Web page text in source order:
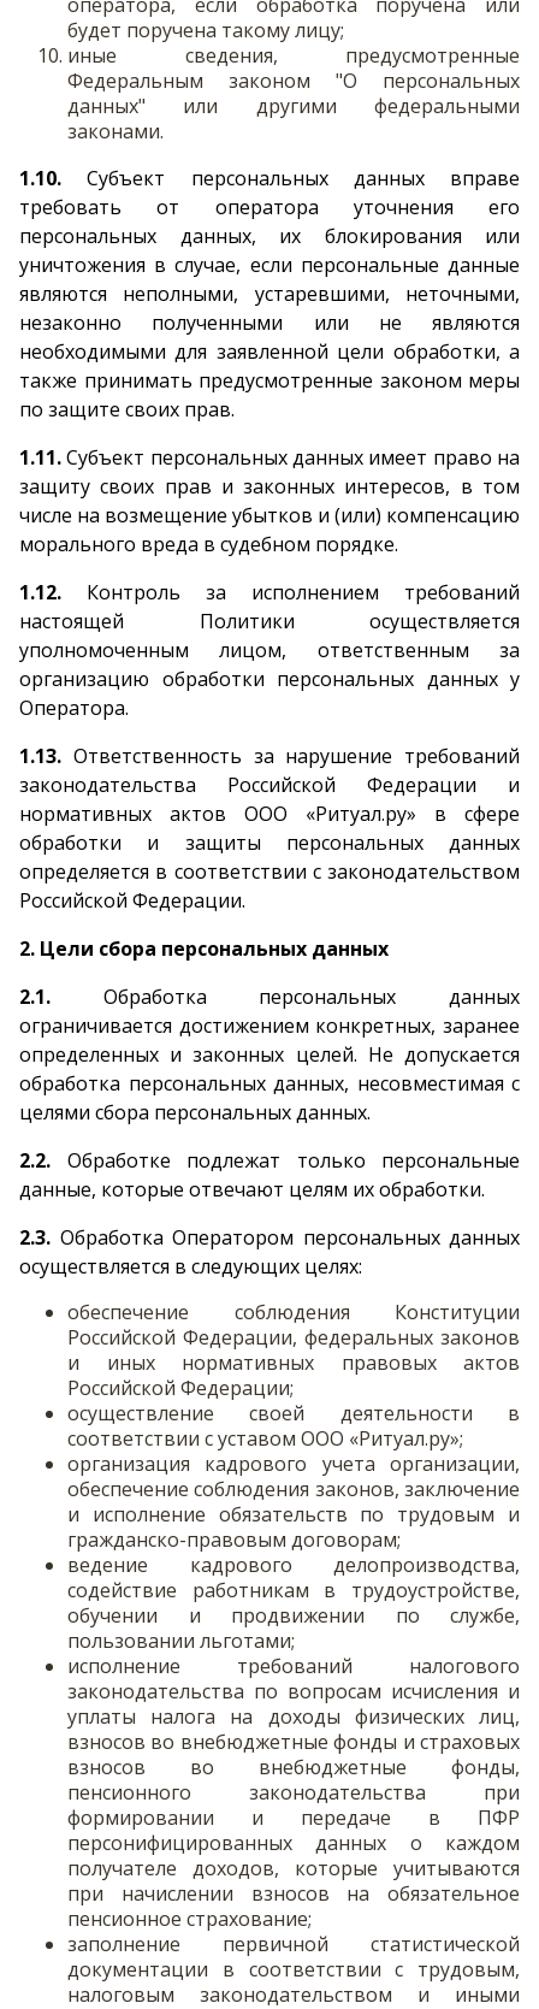
будет поручена такому лицу;
иные сведения, предусмотренные
Федеральным законом "О персональных
данных" или другими федеральными
законами.
1.10.Субъект персональных данных вправе
требовать от оператора уточнения его
персональных данных, их блокирования или
уничтожения в случае, если персональные данные
являются неполными, устаревшими, неточными,
незаконно полученными или не являются
необходимыми для заявленной цели обработки, а
также принимать предусмотренные законом меры
по защите своих прав.
1.11.Субъект персональных данных имеет право на
защиту своих прав и законных интересов, в том
числе на возмещение убытков и (или) компенсацию
морального вреда в судебном порядке.
1.12. Контроль за исполнением требований
настоящей Политики осуществляется
уполномоченным лицом, ответственным за
организацию обработки персональных данных у
Оператора.
1.13. Ответственность за нарушение требований
законодательства Российской Федерации и
нормативных актов ООО «Ритуал.ру» в сфере
обработки и защиты персональных данных
определяется в соответствии с законодательством
Российской Федерации.
2. Цели сбора персональных данных
2.1. Обработка персональных данных
ограничивается достижением конкретных, заранее
определенных и законных целей. Не допускается
обработка персональных данных, несовместимая с
целями сбора персональных данных.
2.2. Обработке подлежат только персональные
данные, которые отвечают целям их обработки.
2.3. Обработка Оператором персональных данных
осуществляется в следующих целях:
обеспечение соблюдения Конституции
Российской Федерации, федеральных законов
и иных нормативных правовых актов
Российской Федерации;
осуществление своей деятельности в
соответствии с уставом ООО «Ритуал.ру»;
организация кадрового учета организации,
обеспечение соблюдения законов, заключение
и исполнение обязательств по трудовым и
гражданско-правовым договорам;
ведение кадрового делопроизводства,
содействие работникам в трудоустройстве,
обучении и продвижении по службе,
пользовании льготами;
исполнение требований налогового
законодательства по вопросам исчисления и
уплаты налога на доходы физических лиц,
взносов во внебюджетные фонды и страховых
взносов во внебюджетные фонды,
пенсионного законодательства при
формировании и передаче в ПФР
персонифицированных данных о каждом
получателе доходов, которые учитываются
при начислении взносов на обязательное
пенсионное страхование;
заполнение первичной статистической
документации в соответствии с трудовым,
налоговым законодательством и иными